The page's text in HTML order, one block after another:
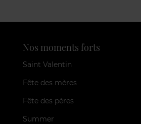
Nos moments forts
Saint Valentin
Fête des mères
Fête des pères
Summer